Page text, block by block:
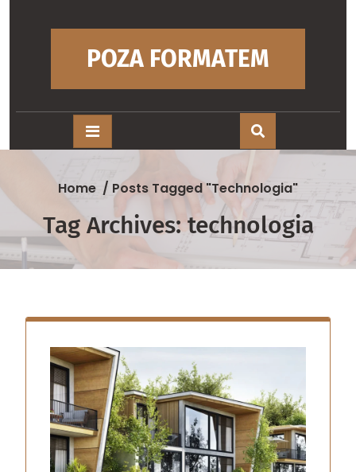
POZA FORMATEM
Home / Posts Tagged "technologia"
Tag Archives: technologia